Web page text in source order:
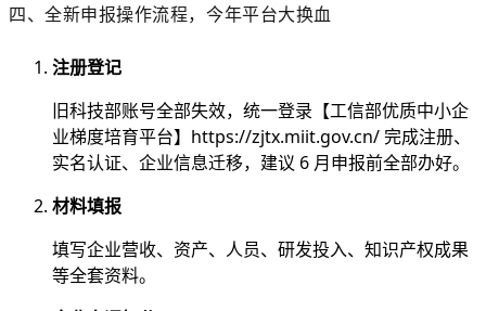
四、全新申报操作流程，今年平台大换血
注册登记
旧科技部账号全部失效，统一登录【工信部优质中小企
业梯度培育平台】https://zjtx.miit.gov.cn/ 完成注册、
实名认证、企业信息迁移，建议 6 月申报前全部办好。
材料填报
填写企业营收、资产、人员、研发投入、知识产权成果
等全套资料。